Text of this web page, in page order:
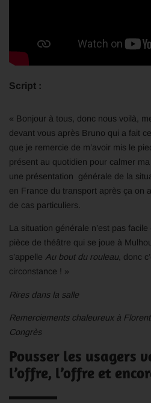
Script :
« Bonjour à tous, donc nous voilà,
devant vous après Bruno qui a fait
que je remercie de m’avoir mis le
présent au quotidien pour calmer
une présentation générale de la
en France du transport après ça on
de cas particuliers.
La situation générale n’est pas
pièce de théâtre qui se joue à
s’appelle Au bout du rouleau, donc
circonstance ! »
Rires dans la salle
Remerciements chaleureux à
Congrès
Pousser les usagers
l’offre, l’offre et